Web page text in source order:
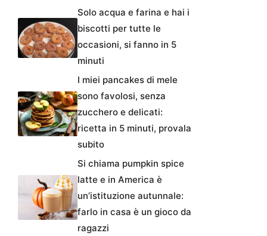
Solo acqua e farina e hai i
biscotti per tutte le
occasioni, si fanno in 5
minuti
I miei pancakes di mele
sono favolosi, senza
zucchero e delicati:
ricetta in 5 minuti, provala
subito
Si chiama pumpkin spice
latte e in America è
un’istituzione autunnale:
farlo in casa è un gioco da
ragazzi